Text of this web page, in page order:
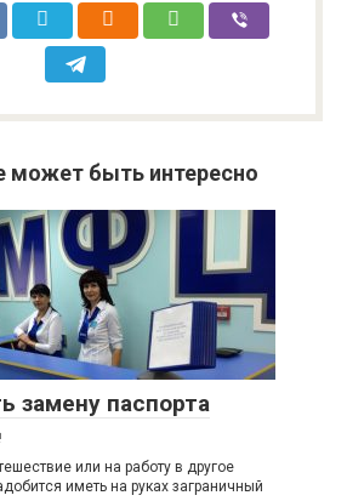
может быть интересно
замену паспорта
или на работу в другое
иметь на руках заграничный